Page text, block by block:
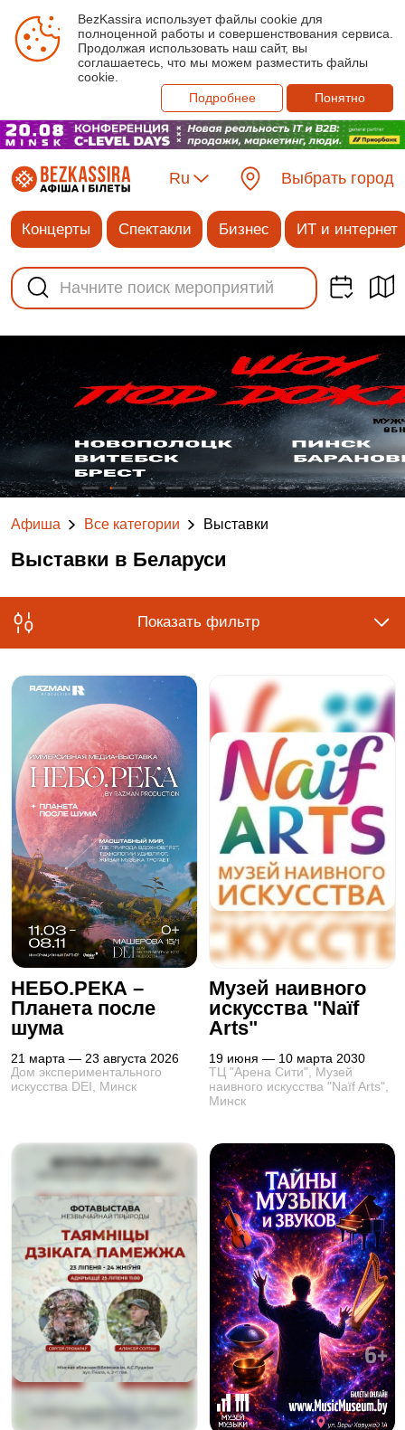
BezKassira использует файлы cookie для
полноценной работы и совершенствования сервиса.
Продолжая использовать наш сайт, вы
соглашаетесь, что мы можем разместить файлы
cookie.
Подробнее
Понятно
Ru Выбрать город
Концерты Спектакли Бизнес ИТ и интернет
Афиша Все категории Выставки
Выставки в Беларуси
Показать фильтр
НЕБО.РЕКА –
Планета после
шума
21 марта — 23 августа 2026
Дом экспериментального
искусства DEI, Минск
Музей наивного
искусства "Naïf
Arts"
19 июня — 10 марта 2030
ТЦ "Арена Сити", Музей
наивного искусства "Naïf Arts",
Минск